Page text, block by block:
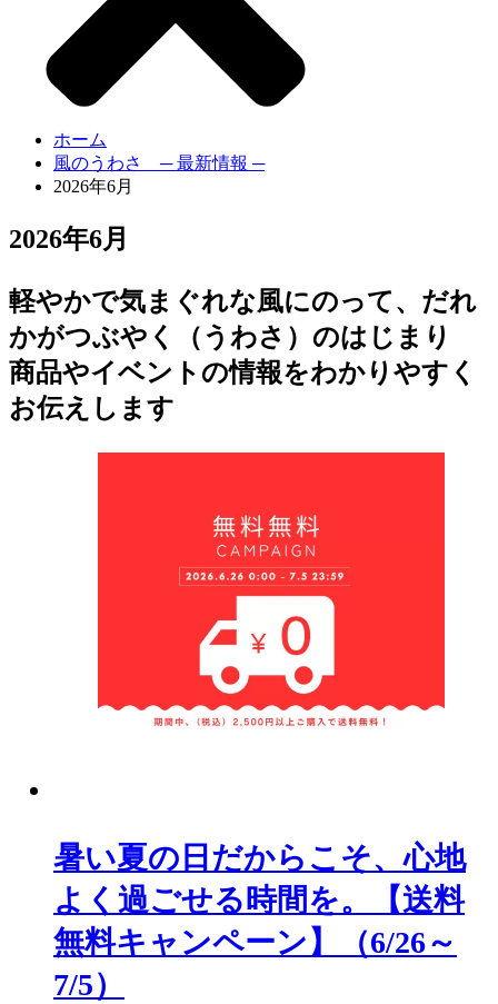
ホーム
風のうわさ ─ 最新情報 ─
2026年6月
2026年6月
軽やかで気まぐれな風にのって、だれ
かがつぶやく（うわさ）のはじまり
商品やイベントの情報をわかりやすく
お伝えします
暑い夏の日だからこそ、心地
よく過ごせる時間を。【送料
無料キャンペーン】（6/26～
7/5）